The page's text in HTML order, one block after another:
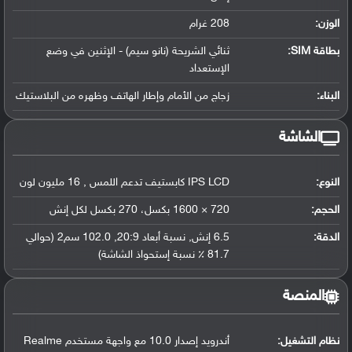
الوزن: 208 غرام
بطاقة SIM:
ثنائي الشريحة (نانو سيم) - الإثنين في وضع
الإستعداد
البناء: زجاج من الأمام وإطار الهاتف وظهره من البلاستيك
الشاشة
النوع: IPS LCD كابستيف تدعم اللمس , 16 مليون لون
الحجم: 720 × 1600 بكسل، 270 بكسل لكل إنش
الدقة:
6.5 إنش, نسبة أبعاد 20:9, 102.0 سم2 (حوالي
81.7 ٪ نسبة إستحواذ الشاشة)
المنصة
نظام التشغيل: أندرويد إصدار 10.0 مع واجهة مستخدم Realme